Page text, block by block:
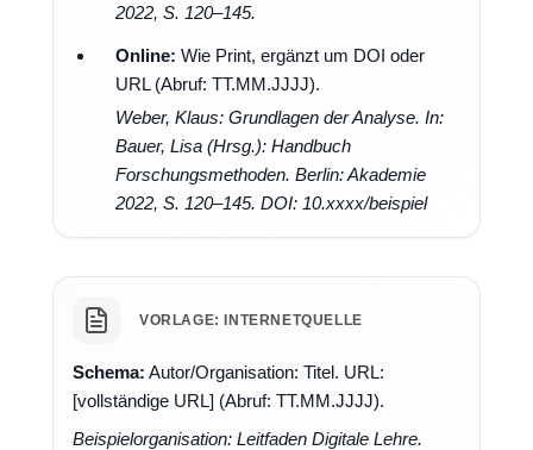
2022, S. 120–145.
Online: Wie Print, ergänzt um DOI oder
URL (Abruf: TT.MM.JJJJ).
Weber, Klaus: Grundlagen der Analyse. In:
Bauer, Lisa (Hrsg.): Handbuch
Forschungsmethoden. Berlin: Akademie
2022, S. 120–145. DOI: 10.xxxx/beispiel
VORLAGE: INTERNETQUELLE
Schema: Autor/Organisation: Titel. URL:
[vollständige URL] (Abruf: TT.MM.JJJJ).
Beispielorganisation: Leitfaden Digitale Lehre.